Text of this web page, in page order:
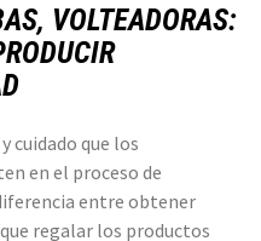
VOLTEADORAS:
cuidado que los
en el proceso de
entre obtener
regalar los productos